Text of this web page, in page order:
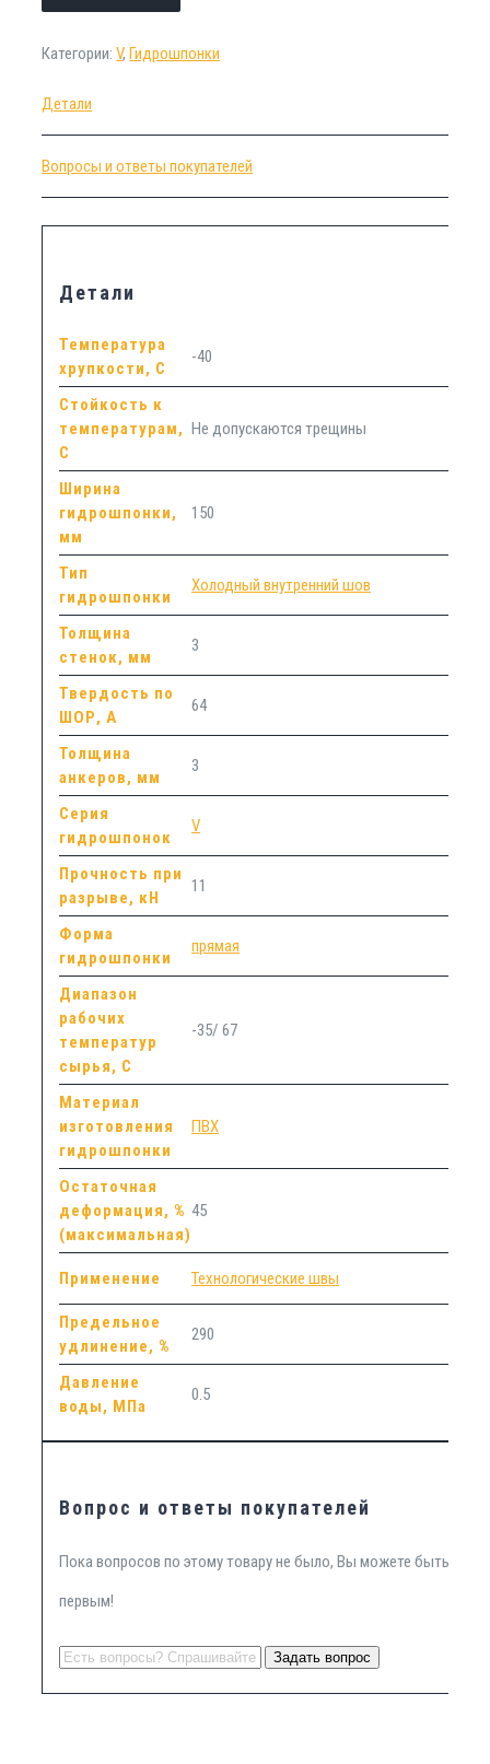
Категории:V,Гидрошпонки
Детали
Вопросы и ответы покупателей
Детали
Температура
хрупкости, С
-40
Стойкость к
температурам,
С
Не допускаются трещины
Ширина
гидрошпонки,
мм
150
Тип
гидрошпонки
Холодный внутренний шов
Толщина
стенок, мм
3
Твердость по
ШОР, А
64
Толщина
анкеров, мм
3
Серия
гидрошпонок
V
Прочность при
разрыве, кН
11
Форма
гидрошпонки
прямая
Диапазон
рабочих
температур
сырья, С
-35/ 67
Материал
изготовления
гидрошпонки
ПВХ
Остаточная
деформация, %
(максимальная)
45
Применение Технологические швы
Предельное
удлинение, %
290
Давление
воды, МПа
0.5
Вопрос и ответы покупателей
Пока вопросов по этому товару не было, Вы можете быть
первым!